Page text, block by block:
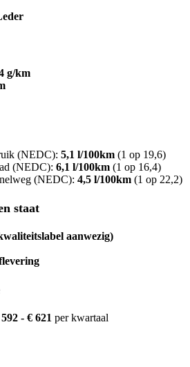
g/km
(NEDC): 5,1 l/100km (1 op 19,6)
(NEDC): 6,1 l/100km (1 op 16,4)
(NEDC): 4,5 l/100km (1 op 22,2)
staat
aanwezig)
- € 621 per kwartaal